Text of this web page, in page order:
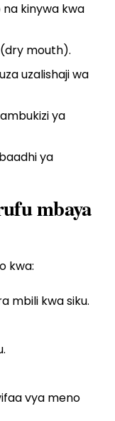
na kinywa kwa
mouth).
uzalishaji wa
ya
ya
mbaya
kwa:
mbili kwa siku.
vya meno